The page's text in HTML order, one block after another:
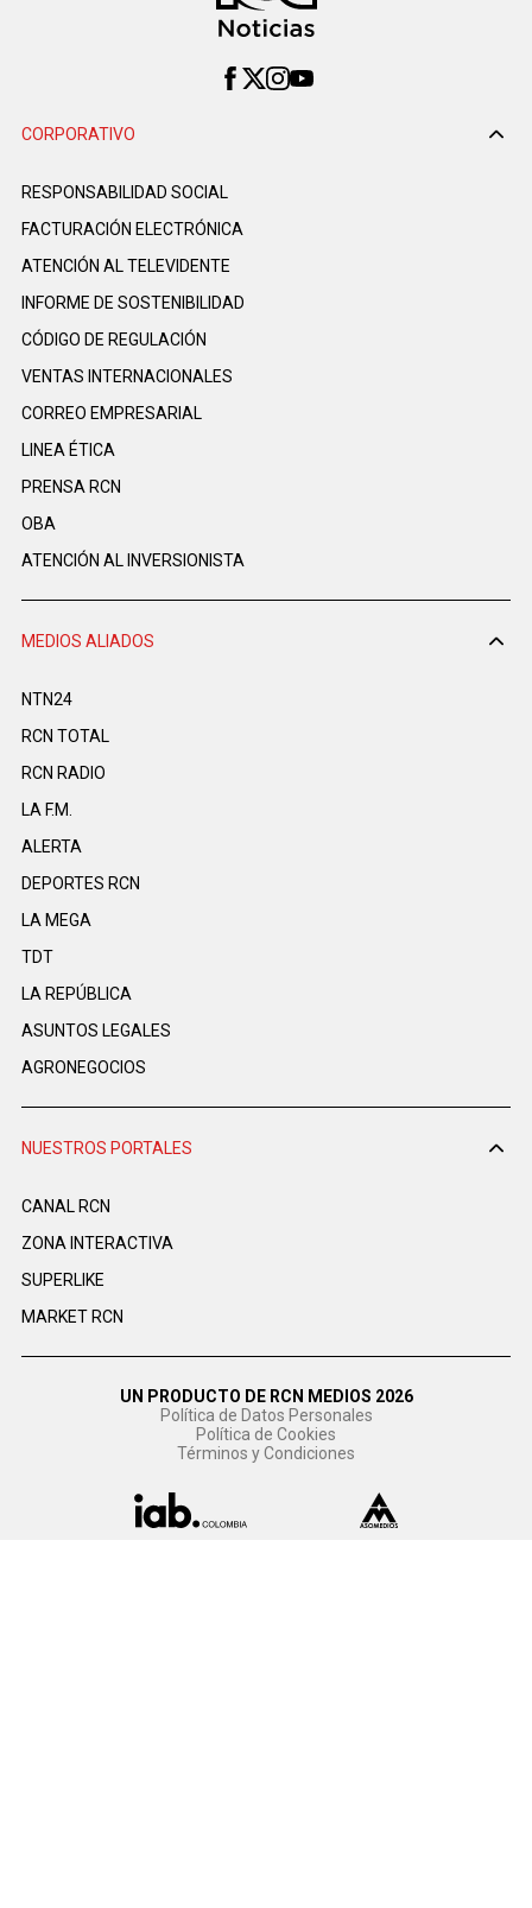
CORPORATIVO
RESPONSABILIDAD SOCIAL
FACTURACIÓN ELECTRÓNICA
ATENCIÓN AL TELEVIDENTE
INFORME DE SOSTENIBILIDAD
CÓDIGO DE REGULACIÓN
VENTAS INTERNACIONALES
CORREO EMPRESARIAL
LINEA ÉTICA
PRENSA RCN
OBA
ATENCIÓN AL INVERSIONISTA
MEDIOS ALIADOS
NTN24
RCN TOTAL
RCN RADIO
LA F.M.
ALERTA
DEPORTES RCN
LA MEGA
TDT
LA REPÚBLICA
ASUNTOS LEGALES
AGRONEGOCIOS
NUESTROS PORTALES
CANAL RCN
ZONA INTERACTIVA
SUPERLIKE
MARKET RCN
UN PRODUCTO DE RCN MEDIOS 2026
Política de Datos Personales
Política de Cookies
Términos y Condiciones